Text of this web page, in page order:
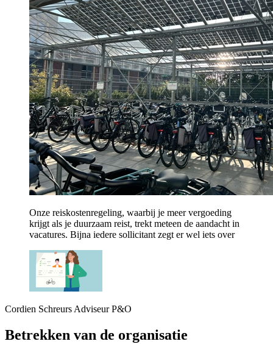
Onze reiskostenregeling, waarbij je meer vergoeding
krijgt als je duurzaam reist, trekt meteen de aandacht in
vacatures. Bijna iedere sollicitant zegt er wel iets over
Cordien SchreursAdviseur P&O
Betrekken van de organisatie